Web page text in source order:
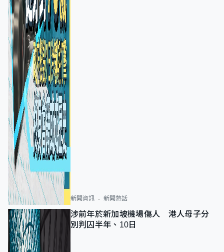
新聞資訊 新聞熱話
涉前年於新加坡機場傷人 港人母子分
別判囚半年、10日